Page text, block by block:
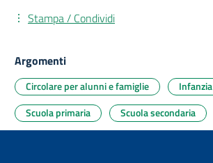
Stampa / Condividi
Argomenti
Circolare per alunni e famiglie
Infanzia
Scuola primaria
Scuola secondaria